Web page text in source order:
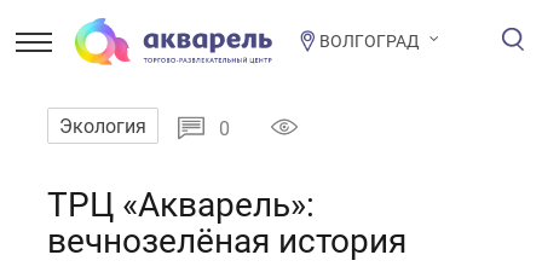
ВОЛГОГРАД
Экология 0
ТРЦ «Акварель»:
вечнозелёная история